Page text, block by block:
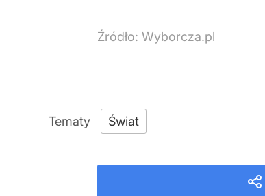
Źródło: Wyborcza.pl
Świat